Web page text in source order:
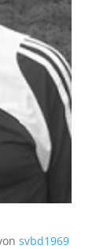
svbd1969